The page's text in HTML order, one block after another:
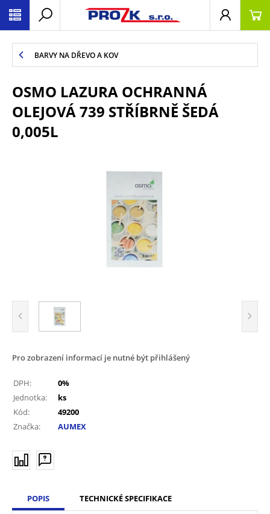
BARVY NA DŘEVO A KOV
OSMO LAZURA OCHRANNÁ
OLEJOVÁ 739 STŘÍBRNĚ ŠEDÁ
0,005L
Pro zobrazení informací je nutné být přihlášený
DPH:
0%
Jednotka:
ks
Kód:
49200
Značka:
AUMEX
POPIS TECHNICKÉ SPECIFIKACE